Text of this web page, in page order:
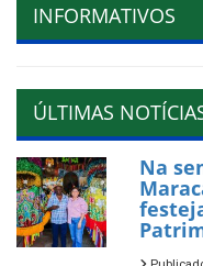
INFORMATIVOS
ÚLTIMAS
Na